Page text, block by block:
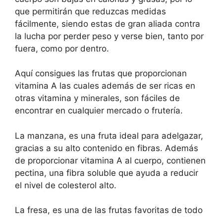
que permitirán que reduzcas medidas
fácilmente, siendo estas de gran aliada contra
la lucha por perder peso y verse bien, tanto por
fuera, como por dentro.
Aquí consigues las frutas que proporcionan
vitamina A las cuales además de ser ricas en
otras vitamina y minerales, son fáciles de
encontrar en cualquier mercado o frutería.
La manzana, es una fruta ideal para adelgazar,
gracias a su alto contenido en fibras. Además
de proporcionar vitamina A al cuerpo, contienen
pectina, una fibra soluble que ayuda a reducir
el nivel de colesterol alto.
La fresa, es una de las frutas favoritas de todo